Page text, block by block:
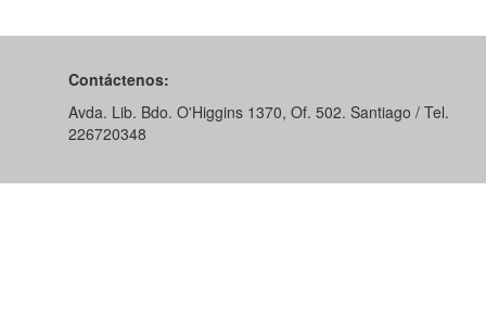
Contáctenos:
Avda. Lib. Bdo. O'Higgins 1370, Of. 502. Santiago / Tel.
226720348